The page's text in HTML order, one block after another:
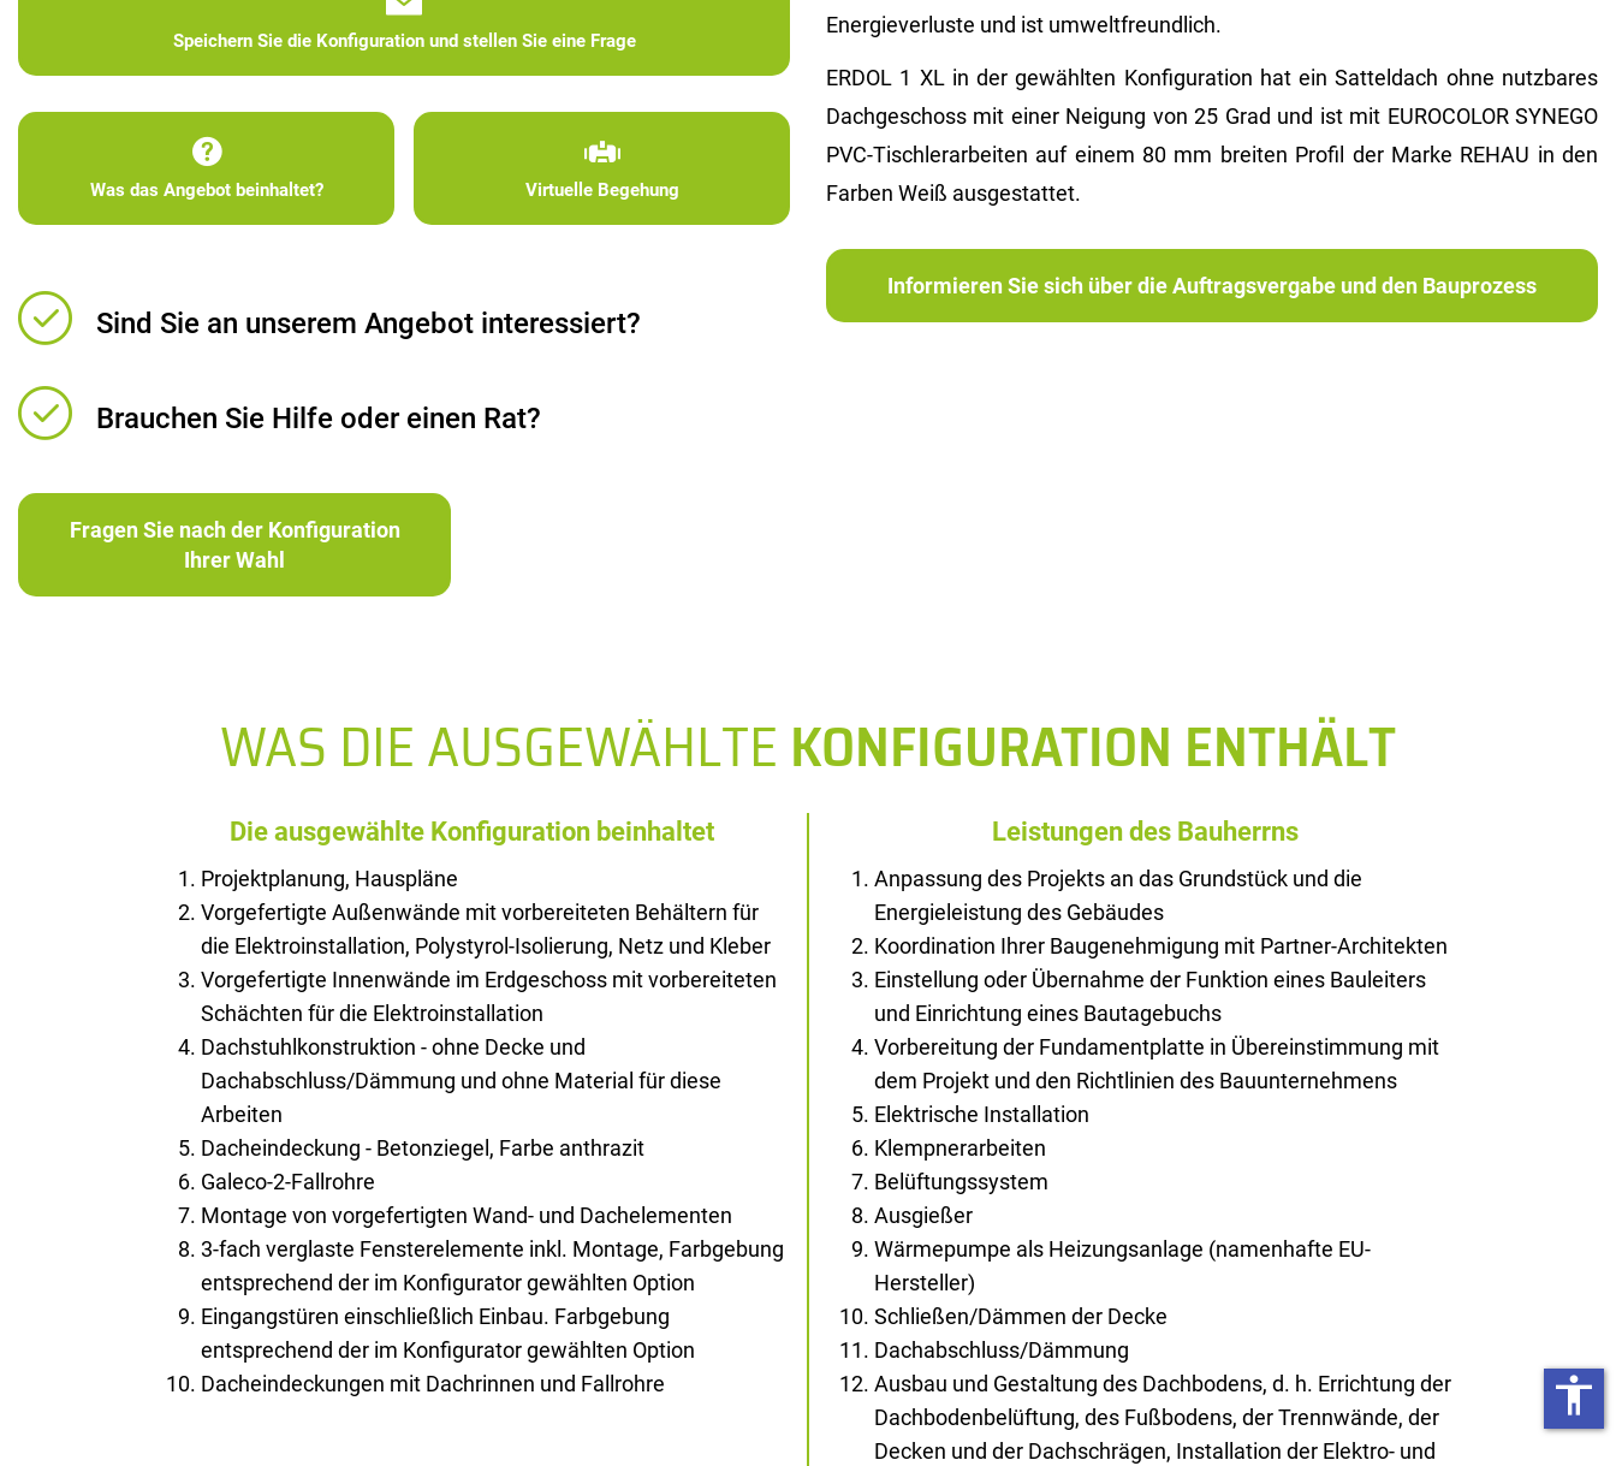
En­er­gie­ver­lus­te und ist um­welt­freund­lich.
ERDOL 1 XL in der ge­wähl­ten Kon­fi­gu­ra­ti­on hat ein Sat­tel­dach ohne nutz­ba­res
Dach­ge­schoss mit einer Nei­gung von 25 Grad und ist mit EU­RO­CO­LOR SYN­EGO
PVC-Tisch­ler­ar­bei­ten auf einem 80 mm brei­ten Pro­fil der Marke REHAU in den
Far­ben Weiß aus­ge­stat­tet.
Informieren Sie sich über die Auftragsvergabe und den Bauprozess
Speichern Sie die Konfiguration und stellen Sie eine Frage
Was das Angebot beinhaltet? Virtuelle Begehung
Sind Sie an unserem Angebot interessiert?
Brauchen Sie Hilfe oder einen Rat?
Fragen Sie nach der Konfiguration
Ihrer Wahl
WAS DIE AUSGEWÄHLTE KONFIGURATION ENTHÄLT
Die ausgewählte Konfiguration beinhaltet
Projektplanung, Hauspläne
Vorgefertigte Außenwände mit vorbereiteten Behältern für
die Elektroinstallation, Polystyrol-Isolierung, Netz und Kleber
Vorgefertigte Innenwände im Erdgeschoss mit vorbereiteten
Schächten für die Elektroinstallation
Dachstuhlkonstruktion - ohne Decke und
Dachabschluss/Dämmung und ohne Material für diese
Arbeiten
Dacheindeckung - Betonziegel, Farbe anthrazit
Galeco-2-Fallrohre
Montage von vorgefertigten Wand- und Dachelementen
3-fach verglaste Fensterelemente inkl. Montage, Farbgebung
entsprechend der im Konfigurator gewählten Option
Eingangstüren einschließlich Einbau. Farbgebung
entsprechend der im Konfigurator gewählten Option
Dacheindeckungen mit Dachrinnen und Fallrohre
Leistungen des Bauherrns
Anpassung des Projekts an das Grundstück und die
Energieleistung des Gebäudes
Koordination Ihrer Baugenehmigung mit Partner-Architekten
Einstellung oder Übernahme der Funktion eines Bauleiters
und Einrichtung eines Bautagebuchs
Vorbereitung der Fundamentplatte in Übereinstimmung mit
dem Projekt und den Richtlinien des Bauunternehmens
Elektrische Installation
Klempnerarbeiten
Belüftungssystem
Ausgießer
Wärmepumpe als Heizungsanlage (namenhafte EU-
Hersteller)
Schließen/Dämmen der Decke
Dachabschluss/Dämmung
Ausbau und Gestaltung des Dachbodens, d. h. Errichtung der
Dachbodenbelüftung, des Fußbodens, der Trennwände, der
Decken und der Dachschrägen, Installation der Elektro- und
accessibility